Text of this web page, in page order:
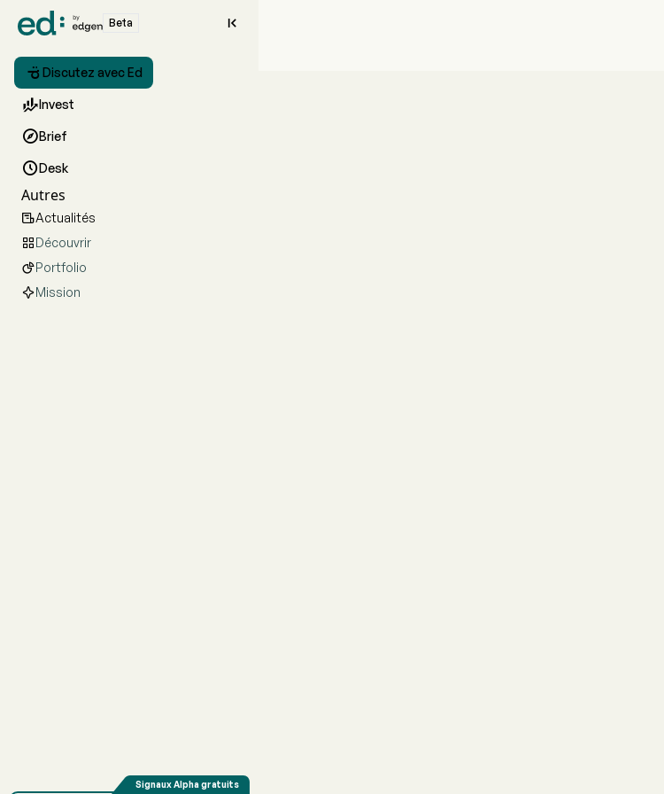
Beta 
 Discutez avec Ed
Invest
Brief
Desk
Autres
Actualités
Découvrir
Portfolio
Mission